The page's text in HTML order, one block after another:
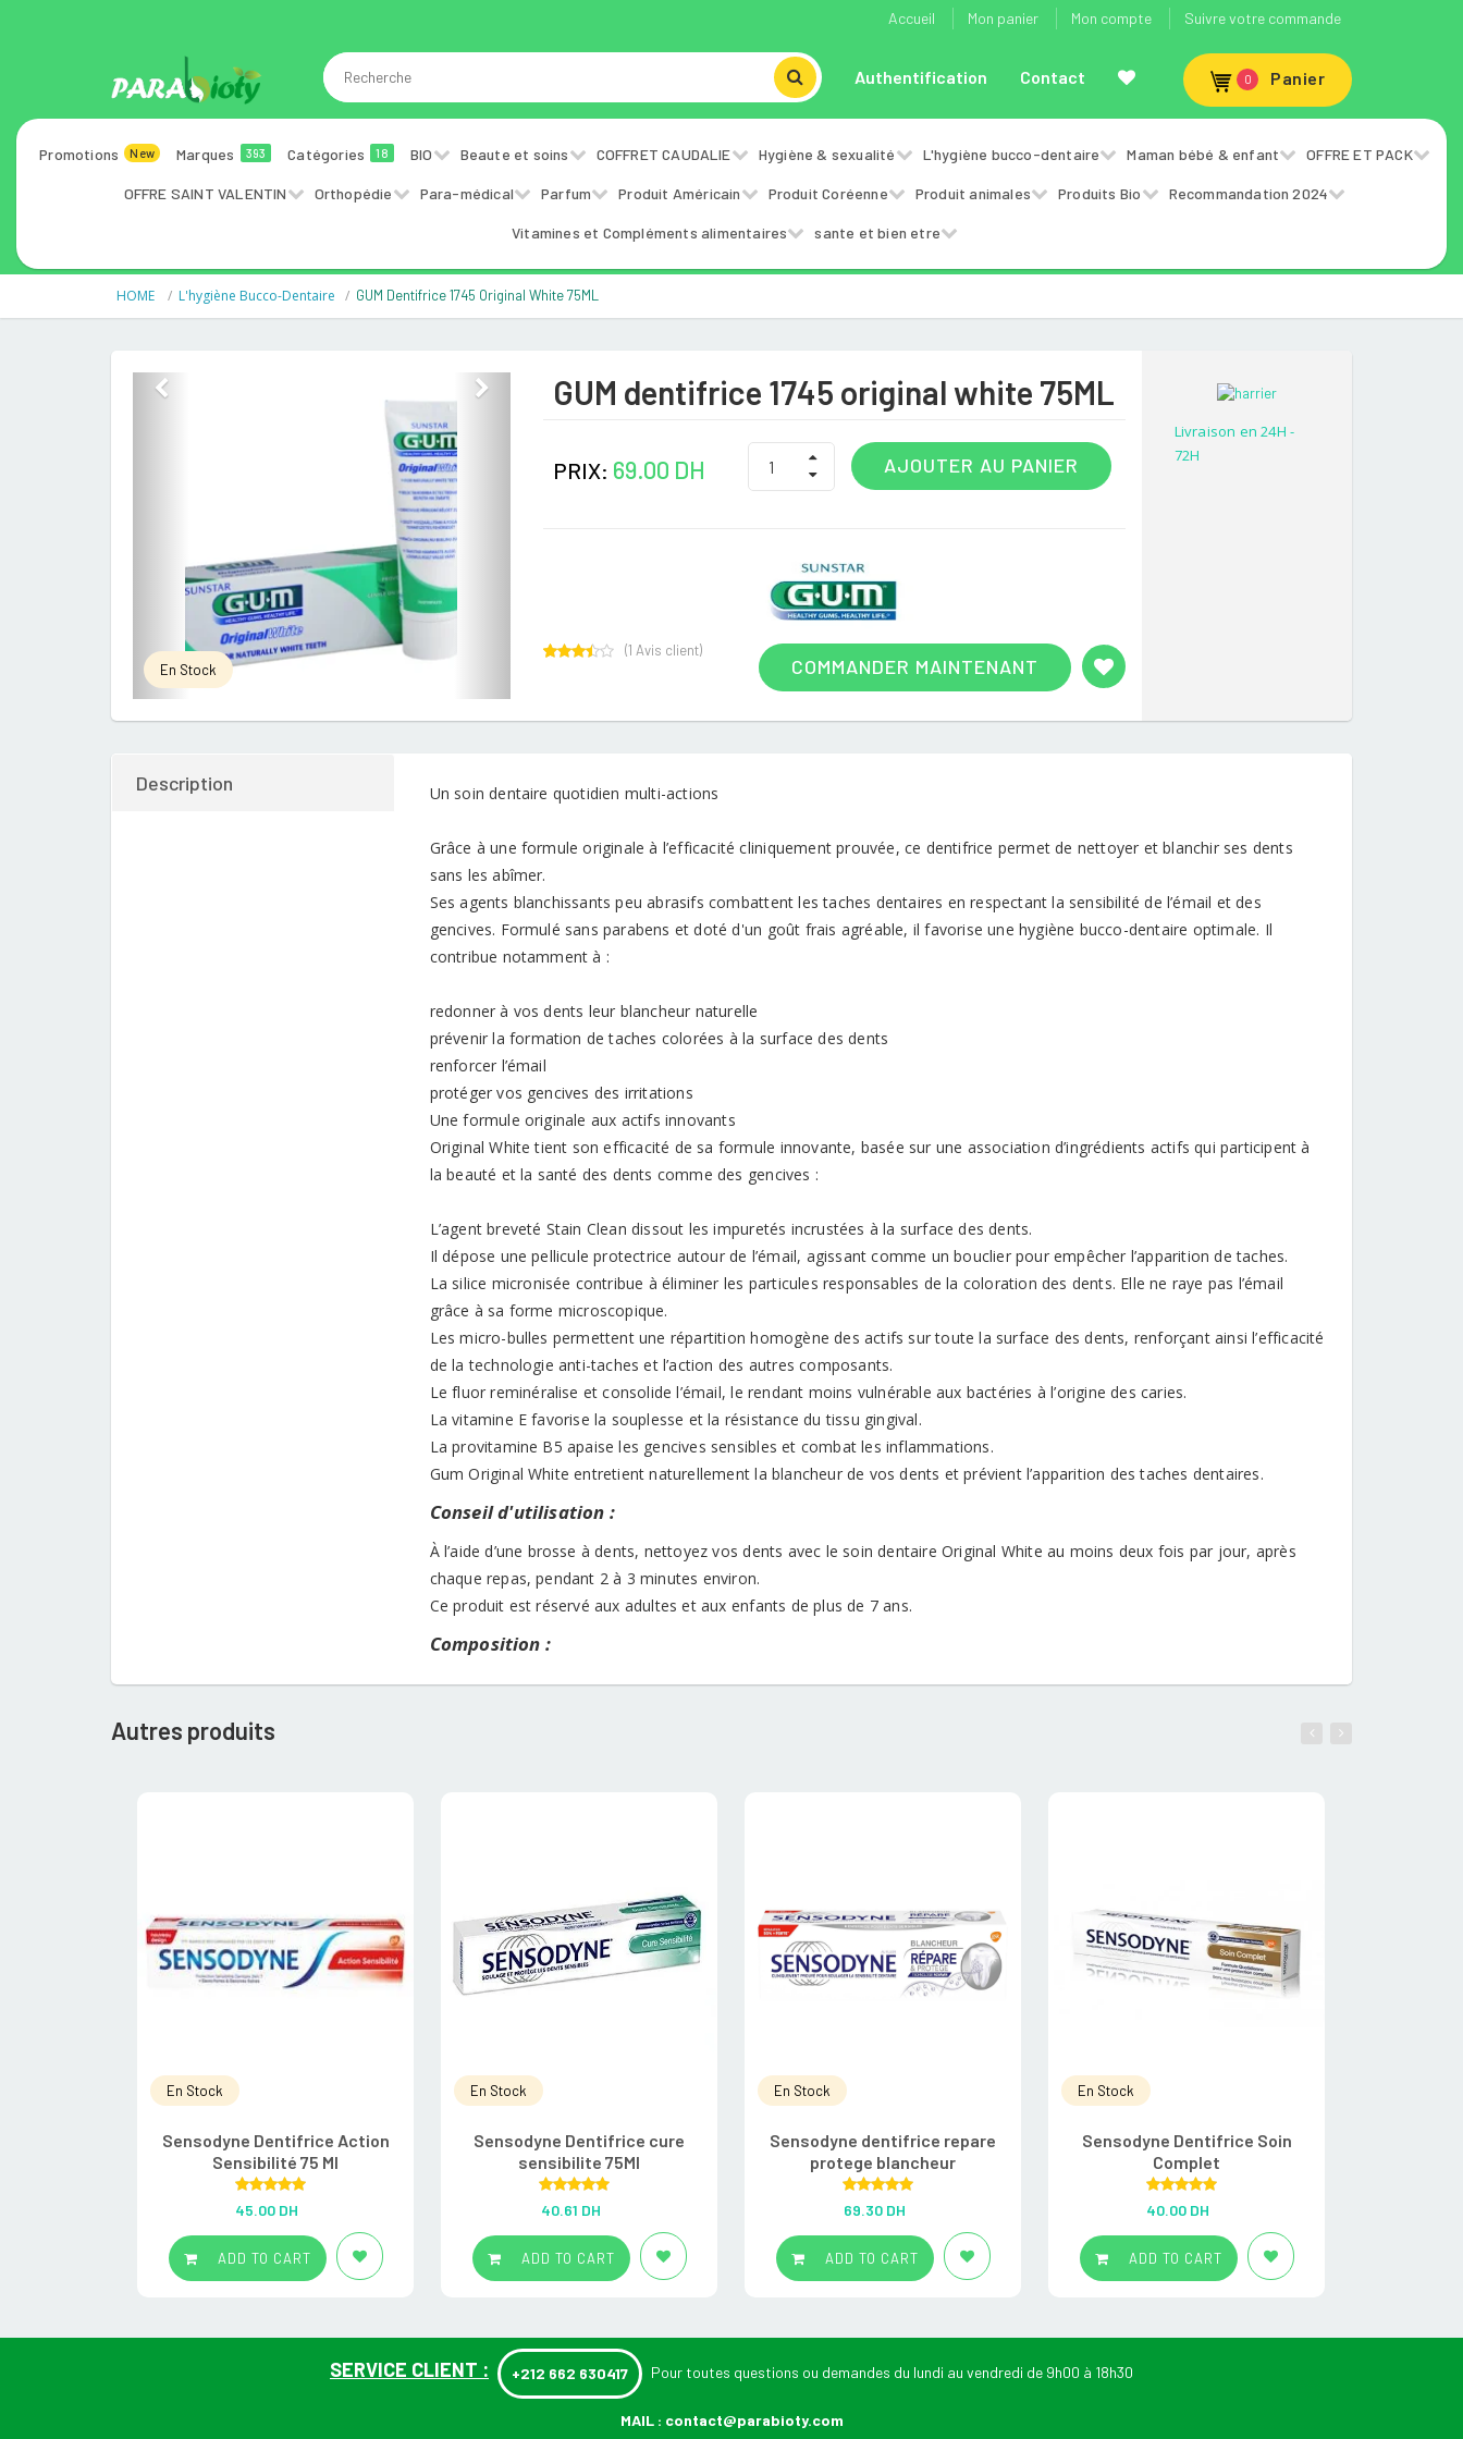
Accueil Mon panier Mon compte Suivre votre commande
Authentification Contact 0 Panier
Promotions New Marques 393 Catégories 18 BIO Beaute et soins COFFRET CAUDALIE Hygiène & sexualité L'hygiène bucco-dentaire Maman bébé & enfant OFFRE ET PACK
OFFRE SAINT VALENTIN Orthopédie Para-médical Parfum Produit Américain Produit Coréenne Produit animales Produits Bio Recommandation 2024
Vitamines et Compléments alimentaires sante et bien etre
HOME L'hygiène Bucco-Dentaire GUM Dentifrice 1745 Original White 75ML
Previous
En Stock
GUM dentifrice 1745 original white 75ML
PRIX: 69.00 DH AJOUTER AU PANIER
COMMANDER MAINTENANT
5
(1 Avis client)
Livraison en 24H -
72H
Description Un soin dentaire quotidien multi-actions
Grâce à une formule originale à l’efficacité cliniquement prouvée, ce dentifrice permet de nettoyer et blanchir ses dents
sans les abîmer.
Ses agents blanchissants peu abrasifs combattent les taches dentaires en respectant la sensibilité de l’émail et des
gencives. Formulé sans parabens et doté d'un goût frais agréable, il favorise une hygiène bucco-dentaire optimale. Il
contribue notamment à :
redonner à vos dents leur blancheur naturelle
prévenir la formation de taches colorées à la surface des dents
renforcer l’émail
protéger vos gencives des irritations
Une formule originale aux actifs innovants
Original White tient son efficacité de sa formule innovante, basée sur une association d’ingrédients actifs qui participent à
la beauté et la santé des dents comme des gencives :
L’agent breveté Stain Clean dissout les impuretés incrustées à la surface des dents.
Il dépose une pellicule protectrice autour de l’émail, agissant comme un bouclier pour empêcher l’apparition de taches.
La silice micronisée contribue à éliminer les particules responsables de la coloration des dents. Elle ne raye pas l’émail
grâce à sa forme microscopique.
Les micro-bulles permettent une répartition homogène des actifs sur toute la surface des dents, renforçant ainsi l’efficacité
de la technologie anti-taches et l’action des autres composants.
Le fluor reminéralise et consolide l’émail, le rendant moins vulnérable aux bactéries à l’origine des caries.
La vitamine E favorise la souplesse et la résistance du tissu gingival.
La provitamine B5 apaise les gencives sensibles et combat les inflammations.
Gum Original White entretient naturellement la blancheur de vos dents et prévient l’apparition des taches dentaires.
Conseil d'utilisation :
À l’aide d’une brosse à dents, nettoyez vos dents avec le soin dentaire Original White au moins deux fois par jour, après
chaque repas, pendant 2 à 3 minutes environ.
Ce produit est réservé aux adultes et aux enfants de plus de 7 ans.
Composition :
Autres produits
En Stock
Sensodyne Dentifrice Action
Sensibilité 75 Ml
Rated5.00
out of 5
45.00 DH
ADD TO CART
En Stock
Sensodyne Dentifrice cure
sensibilite 75Ml
Rated5.00
out of 5
40.61 DH
ADD TO CART
En Stock
Sensodyne dentifrice repare
protege blancheur
Rated5.00
out of 5
69.30 DH
ADD TO CART
En Stock
Sensodyne Dentifrice Soin
Complet
Rated5.00
out of 5
40.00 DH
ADD TO CART
SERVICE CLIENT : +212 662 630417 Pour toutes questions ou demandes du lundi au vendredi de 9h00 à 18h30
MAIL : contact@parabioty.com